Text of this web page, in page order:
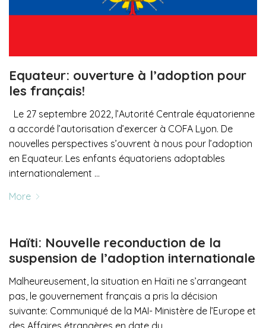
Equateur: ouverture à l’adoption pour
les français!
Le 27 septembre 2022, l’Autorité Centrale équatorienne
a accordé l’autorisation d’exercer à COFA Lyon. De
nouvelles perspectives s’ouvrent à nous pour l’adoption
en Equateur. Les enfants équatoriens adoptables
internationalement …
More
Haïti: Nouvelle reconduction de la
suspension de l’adoption internationale
Malheureusement, la situation en Haïti ne s’arrangeant
pas, le gouvernement français a pris la décision
suivante: Communiqué de la MAI- Ministère de l’Europe et